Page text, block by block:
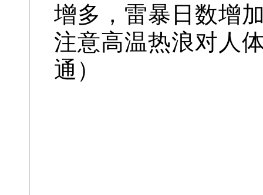
增多，雷暴日数增
注意高温热浪对人
通）